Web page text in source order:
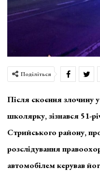
Поділіться
Після скоєння злочину
школярку, зізнався 51-
Стрийського району,
розслідування
автомобілем керував